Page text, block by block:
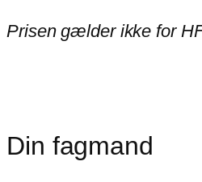
Prisen gælder ikke for
Din fagmand